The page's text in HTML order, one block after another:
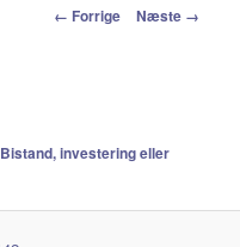
Billednavigation
← Forrige Næste →
Bistand, investering eller